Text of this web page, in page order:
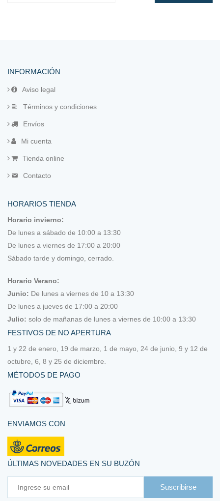
Laterales de madera
Marcadores
Patchwork Multicolor de Juani Cavas (EPP)
Tijeras
Guatas, entretelas, papeles y otros tejidos
Hilos
Acolchar a mano
Hilo Eco Vita de DMC
Hilo Roselló
Hilo Roselló Lino
Hilo Valdani
Kits y tutoriales de Pendiente de un Hilo
Accesorios tejer y ganchillear
Algodón
Lana
Ofertas
INFORMACIÓN
Aviso legal
Términos y condiciones
Envíos
Mi cuenta
Tienda online
Contacto
HORARIOS TIENDA
Horario invierno:
De lunes a sábado de 10:00 a 13:30
De lunes a viernes de 17:00 a 20:00
Sábado tarde y domingo, cerrado.
Horario Verano:
Junio: De lunes a viernes de 10 a 13:30
De lunes a jueves de 17:00 a 20:00
Julio: solo de mañanas de lunes a viernes de 10:00 a 13:30
FESTIVOS DE NO APERTURA
1 y 22 de enero, 19 de marzo, 1 de mayo, 24 de junio, 9 y 12 de
octubre, 6, 8 y 25 de diciembre.
MÉTODOS DE PAGO
ENVIAMOS CON
ÚLTIMAS NOVEDADES EN SU BUZÓN
Suscribirse